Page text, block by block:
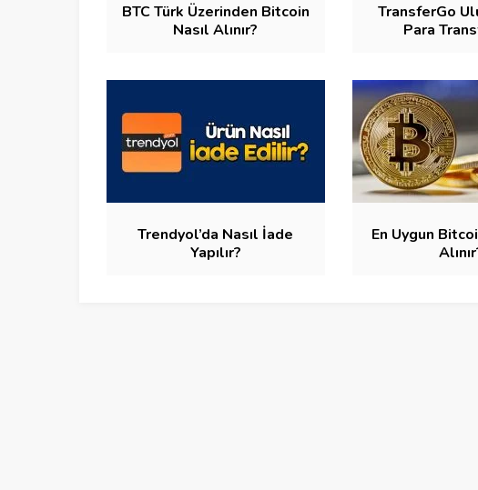
BTC Türk Üzerinden Bitcoin
Nasıl Alınır?
TransferGo
Para
Trendyol’da Nasıl İade
Yapılır?
En Uygun